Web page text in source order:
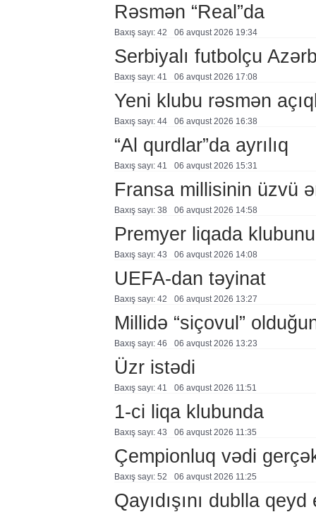
Rəsmən “Real”da
Baxış sayı: 42 06 avqust 2026 19:34
Serbiyalı futbolçu
Baxış sayı: 41 06 avqust 2026 17:08
Yeni klubu rəsmən
Baxış sayı: 44 06 avqust 2026 16:38
“Al qurdlar”da ayrılıq
Baxış sayı: 41 06 avqust 2026 15:31
Fransa millisinin üzvü
Baxış sayı: 38 06 avqust 2026 14:58
Premyer liqada
Baxış sayı: 43 06 avqust 2026 14:08
UEFA-dan təyinat
Baxış sayı: 42 06 avqust 2026 13:27
Millidə “siçovul”
Baxış sayı: 46 06 avqust 2026 13:23
Üzr istədi
Baxış sayı: 41 06 avqust 2026 11:51
1-ci liqa klubunda
Baxış sayı: 43 06 avqust 2026 11:35
Çempionluq vədi
Baxış sayı: 52 06 avqust 2026 11:25
Qayıdışını dublla qeyd